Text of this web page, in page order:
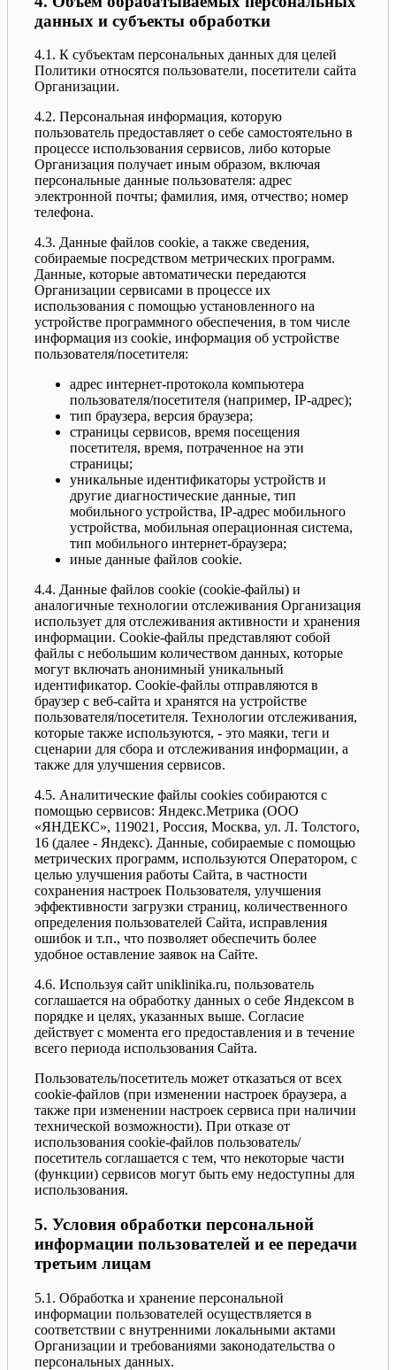
данных и субъекты обработки
4.1. К субъектам персональных данных для целей
Политики относятся пользователи, посетители сайта
Организации.
4.2. Персональная информация, которую
пользователь предоставляет о себе самостоятельно в
процессе использования сервисов, либо которые
Организация получает иным образом, включая
персональные данные пользователя: адрес
электронной почты; фамилия, имя, отчество; номер
телефона.
4.3. Данные файлов cookie, а также сведения,
собираемые посредством метрических программ.
Данные, которые автоматически передаются
Организации сервисами в процессе их
использования с помощью установленного на
устройстве программного обеспечения, в том числе
информация из cookie, информация об устройстве
пользователя/посетителя:
адрес интернет-протокола компьютера
пользователя/посетителя (например, IP-адрес);
тип браузера, версия браузера;
страницы сервисов, время посещения
посетителя, время, потраченное на эти
страницы;
уникальные идентификаторы устройств и
другие диагностические данные, тип
мобильного устройства, IP-адрес мобильного
устройства, мобильная операционная система,
тип мобильного интернет-браузера;
иные данные файлов cookie.
4.4. Данные файлов cookie (сookie-файлы) и
аналогичные технологии отслеживания Организация
использует для отслеживания активности и хранения
информации. Сookie-файлы представляют собой
файлы с небольшим количеством данных, которые
могут включать анонимный уникальный
идентификатор. Cookie-файлы отправляются в
браузер с веб-сайта и хранятся на устройстве
пользователя/посетителя. Технологии отслеживания,
которые также используются, - это маяки, теги и
сценарии для сбора и отслеживания информации, а
также для улучшения сервисов.
4.5. Аналитические файлы cookies собираются с
помощью сервисов: Яндекс.Метрика (ООО
«ЯНДЕКС», 119021, Россия, Москва, ул. Л. Толстого,
16 (далее - Яндекс). Данные, собираемые с помощью
метрических программ, используются Оператором, с
целью улучшения работы Сайта, в частности
сохранения настроек Пользователя, улучшения
эффективности загрузки страниц, количественного
определения пользователей Сайта, исправления
ошибок и т.п., что позволяет обеспечить более
удобное оставление заявок на Сайте.
4.6. Используя сайт uniklinika.ru, пользователь
соглашается на обработку данных о себе Яндексом в
порядке и целях, указанных выше. Согласие
действует с момента его предоставления и в течение
всего периода использования Сайта.
Пользователь/посетитель может отказаться от всех
cookie-файлов (при изменении настроек браузера, а
также при изменении настроек сервиса при наличии
технической возможности). При отказе от
использования cookie-файлов пользователь/
посетитель соглашается с тем, что некоторые части
(функции) сервисов могут быть ему недоступны для
использования.
5. Условия обработки персональной
информации пользователей и ее передачи
третьим лицам
5.1. Обработка и хранение персональной
информации пользователей осуществляется в
соответствии с внутренними локальными актами
Организации и требованиями законодательства о
персональных данных.